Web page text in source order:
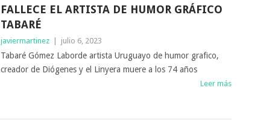
FALLECE EL ARTISTA DE HUMOR GRÁFICO
TABARÉ
javiermartinez | julio 6, 2023
Tabaré Gómez Laborde artista Uruguayo de humor grafico,
creador de Diógenes y el Linyera muere a los 74 años
Leer más